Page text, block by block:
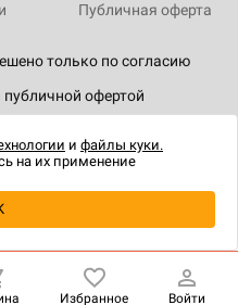
наличии
только по согласию
офертой
Публичная оферта
Избранное Войти
и файлы куки.
на их применение